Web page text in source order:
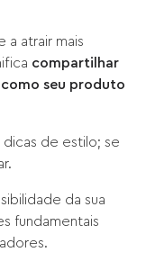
a atrair mais
compartilhar
seu produto
de estilo; se
da sua
fundamentais